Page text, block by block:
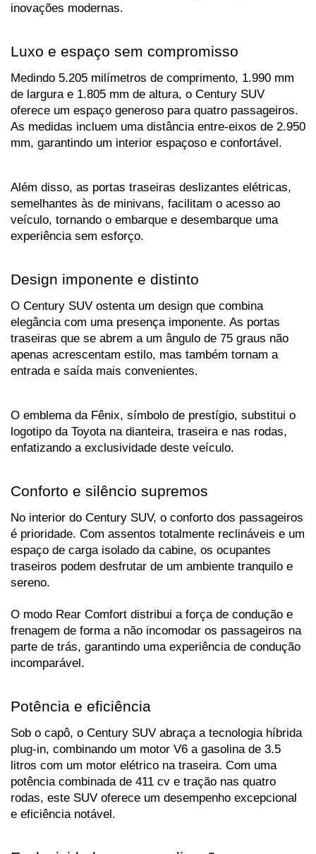
inovações modernas.
Luxo e espaço sem compromisso
Medindo 5.205 milímetros de comprimento, 1.990 mm
de largura e 1.805 mm de altura, o Century SUV
oferece um espaço generoso para quatro passageiros.
As medidas incluem uma distância entre-eixos de 2.950
mm, garantindo um interior espaçoso e confortável.
Além disso, as portas traseiras deslizantes elétricas,
semelhantes às de minivans, facilitam o acesso ao
veículo, tornando o embarque e desembarque uma
experiência sem esforço.
Design imponente e distinto
O Century SUV ostenta um design que combina
elegância com uma presença imponente. As portas
traseiras que se abrem a um ângulo de 75 graus não
apenas acrescentam estilo, mas também tornam a
entrada e saída mais convenientes.
O emblema da Fênix, símbolo de prestígio, substitui o
logotipo da Toyota na dianteira, traseira e nas rodas,
enfatizando a exclusividade deste veículo.
Conforto e silêncio supremos
No interior do Century SUV, o conforto dos passageiros
é prioridade. Com assentos totalmente reclináveis e um
espaço de carga isolado da cabine, os ocupantes
traseiros podem desfrutar de um ambiente tranquilo e
sereno.
O modo Rear Comfort distribui a força de condução e
frenagem de forma a não incomodar os passageiros na
parte de trás, garantindo uma experiência de condução
incomparável.
Potência e eficiência
Sob o capô, o Century SUV abraça a tecnologia híbrida
plug-in, combinando um motor V6 a gasolina de 3.5
litros com um motor elétrico na traseira. Com uma
potência combinada de 411 cv e tração nas quatro
rodas, este SUV oferece um desempenho excepcional
e eficiência notável.